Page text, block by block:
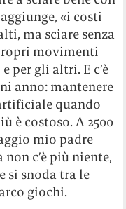
«i costi
ma sciare senza
movimenti
per gli altri. E c’è
anno: mantenere
quando
è costoso. A 2500
mio padre
c’è più niente,
si snoda tra le
giochi.